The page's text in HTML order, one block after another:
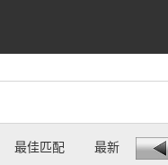
最佳匹配 最新